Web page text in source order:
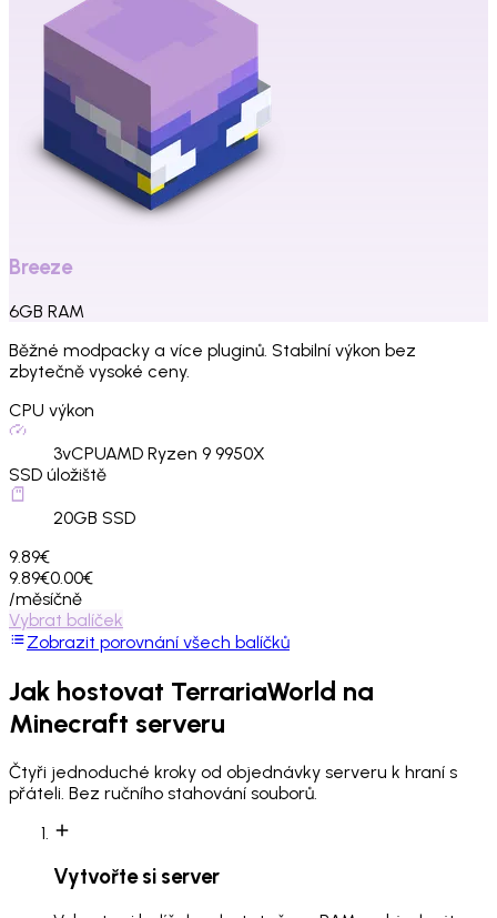
Breeze
6GB RAM
Běžné modpacky a více pluginů. Stabilní výkon bez
zbytečně vysoké ceny.
CPU výkon
3vCPUAMD Ryzen 9 9950X
SSD úložiště
20GB SSD
9.89€
9.89€0.00€
/měsíčně
Vybrat balíček
Zobrazit porovnání všech balíčků
Jak hostovat TerrariaWorld na
Minecraft serveru
Čtyři jednoduché kroky od objednávky serveru k hraní s
přáteli. Bez ručního stahování souborů.
Vytvořte si server